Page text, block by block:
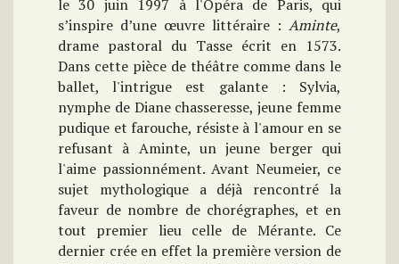
le 30 juin 1997 à l'Opéra de Paris, qui
s’inspire d’une œuvre littéraire : Aminte,
drame pastoral du Tasse écrit en 1573.
Dans cette pièce de théâtre comme dans le
ballet, l'intrigue est galante : Sylvia,
nymphe de Diane chasseresse, jeune femme
pudique et farouche, résiste à l'amour en se
refusant à Aminte, un jeune berger qui
l'aime passionnément. Avant Neumeier, ce
sujet mythologique a déjà rencontré la
faveur de nombre de chorégraphes, et en
tout premier lieu celle de Mérante. Ce
dernier crée en effet la première version de